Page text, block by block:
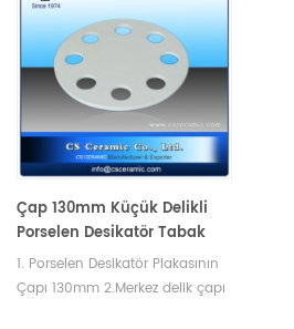
Çap 130mm Küçük Delikli
Porselen Desikatör Tabak
1. Porselen Desikatör Plakasının
Çapı 130mm 2.Merkez delik çapı